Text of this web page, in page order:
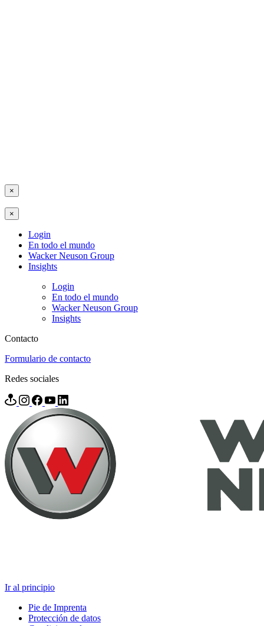
×
×
Login
En todo el mundo
Wacker Neuson Group
Insights
Login
En todo el mundo
Wacker Neuson Group
Insights
Contacto
Formulario de contacto
Redes sociales
Ir al principio
Pie de Imprenta
Protección de datos